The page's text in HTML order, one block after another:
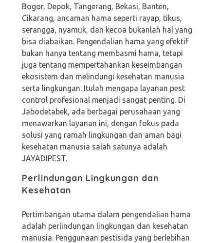
Bogor, Depok, Tangerang, Bekasi, Banten,
Cikarang, ancaman hama seperti rayap, tikus,
serangga, nyamuk, dan kecoa bukanlah hal yang
bisa diabaikan. Pengendalian hama yang efektif
bukan hanya tentang membasmi hama, tetapi
juga tentang mempertahankan keseimbangan
ekosistem dan melindungi kesehatan manusia
serta lingkungan. Itulah mengapa layanan pest
control profesional menjadi sangat penting. Di
Jabodetabek, ada berbagai perusahaan yang
menawarkan layanan ini, dengan fokus pada
solusi yang ramah lingkungan dan aman bagi
kesehatan manusia salah satunya adalah
JAYADIPEST.
Perlindungan Lingkungan dan
Kesehatan
Pertimbangan utama dalam pengendalian hama
adalah perlindungan lingkungan dan kesehatan
manusia. Penggunaan pestisida yang berlebihan